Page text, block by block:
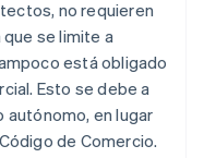
no requieren
que se limite a
está obligado
Esto se debe a
en lugar
de Comercio.